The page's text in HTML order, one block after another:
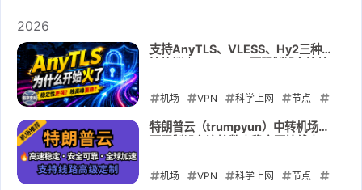
2026
支持AnyTLS、VLESS、Hy2三种主
ChatGPT/TikTok/奈飞全解锁🎁限
量5折码：AM科技
机场 VPN 科学上网 节点
翻墙 tapcloud VLESS Hy2
Netflix
特朗普云（trumpyun）中转机场｜
机场 VPN 科学上网 节点